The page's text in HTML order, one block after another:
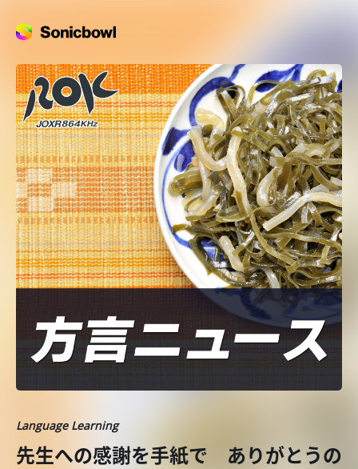
Language Learning
先生への感謝を手紙で ありがとうの